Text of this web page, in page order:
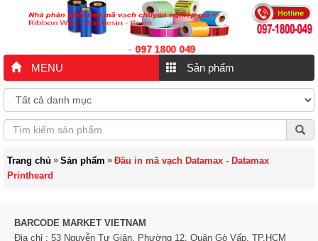
- 097 1800 049
MENU Sản phẩm
Trang chủ » Sản phẩm » Đầu in mã vạch Datamax - Datamax
Printheard
BARCODE MARKET VIETNAM
Địa chỉ : 53 Nguyễn Tư Giản, Phường 12, Quận Gò Vấp, TP.HCM